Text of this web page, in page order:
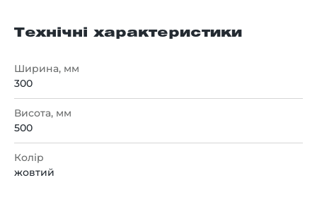
Технічні характеристики
Ширина, мм
300
Висота, мм
500
Колір
жовтий